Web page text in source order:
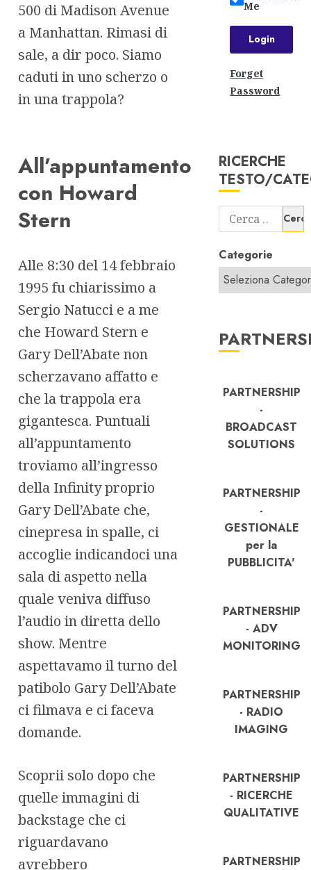
500 di Madison Avenue
a Manhattan. Rimasi di
sale, a dir poco. Siamo
caduti in uno scherzo o
in una trappola?
All’appuntamento
con Howard
Stern
Alle 8:30 del 14 febbraio
1995 fu chiarissimo a
Sergio Natucci e a me
che Howard Stern e
Gary Dell’Abate non
scherzavano affatto e
che la trappola era
gigantesca. Puntuali
all’appuntamento
troviamo all’ingresso
della Infinity proprio
Gary Dell’Abate che,
cinepresa in spalle, ci
accoglie indicandoci una
sala di aspetto nella
quale veniva diffuso
l’audio in diretta dello
show. Mentre
aspettavamo il turno del
patibolo Gary Dell’Abate
ci filmava e ci faceva
domande.
Scoprii solo dopo che
quelle immagini di
backstage che ci
riguardavano
avrebbero
Me
Forget
Password
RICERCHE
TESTO/
Ricerca
per:
Categorie
PARTNERSHIP
-
BROADCAST
SOLUTIONS
PARTNERSHIP
-
GESTIONALE
per la
PUBBLICITA'
PARTNERSHIP
- ADV
MONITORING
PARTNERSHIP
- RADIO
IMAGING
PARTNERSHIP
- RICERCHE
QUALITATIVE
PARTNERSHIP